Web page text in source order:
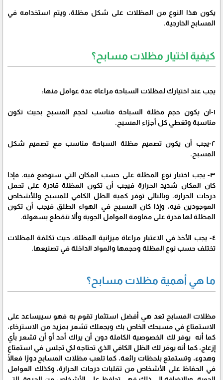
يكون هذا النوع من المظلات على شكل مظلة، ويتم استخدامه في
المسابح الخارجية.
كيفية اختيار مظلات مسابح؟
يجب عند اختيارك لمظلات السباحة مراعاة عدة عوامل منها:
١-ان يكون حجم مظلة السباحة مناسب لحجم المسبح بحيث تكون
مناسبة وتغطي كل أجزاء المسبح.
٢-يجب أن يكون تصميم مظلة السباحة مناسب مع تصميم شكل
المسبح.
٣- يجب اختيار نوع المظلة على حسب المكان التي ستوضع فيه، فإذا
كان المكان شديد الحرارة فيجب أن تكون المظلة قادرة على تحمل
درجات الحرارة، وبالتالى توفر كمية الظل الكافي للمسبح وللأشخاص
الموجودين فيه، وإذا كان المسبح في الهواء الطلق فيجب أن تكون
المظلة لها قدرة على مقاومة العوامل الجوية وألا تنقطع بسهولة.
٤- يجب الأخذ في الاعتبار مراعاة ميزانية المظلة، حيث تكلفة المظلات
تختلف حسب نوع المظلة وحجمها والمواد الداخلة في تصنيعها.
ما هي أهمية مظلات مسابح؟
مظلات المسابح تعد هي أفضل استثمار تقوم به فهو سييساعد على
الاستمتاع في مسبحك الخاص بك ويجعلك تشعر بمزيد من الاسترخاء،
كما أنه يوفر لك الخصوصية الكاملة دون أن يراك أحد أو أن تشعر بأي
إزعاج، كما أنه يوفر لك الظل الكافي الذي تحتاجه لكي تجلس في استمتاع
وهدوء، وتستمتع بلحظات رائعة، كما تلعب مظلات المسابح دورًا فعالًا
في الحفاظ على الأشخاص من تقلبات درجات الحرارة، وكذلك العوامل